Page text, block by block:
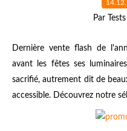
Par
Dernière vente flash de
avant les fêtes ses
sacrifié, autrement dit de
accessible. Découvrez notre